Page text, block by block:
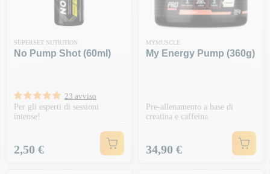
SUPERSET NUTRITION
No Pump Shot (60ml)
23 avviso
Per gli esperti di sessioni
intense!
Prezzo
2,50 €
MYMUSCLE
My Energy Pump (360g)
Pre-allenamento a base di
creatina e caffeina
Prezzo
34,90 €